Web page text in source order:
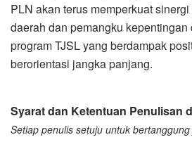
PLN akan terus memperkuat
daerah dan pemangku
program TJSL yang berdampak
berorientasi jangka panjang.
Syarat dan Ketentuan Penulisan
Setiap penulis setuju untuk